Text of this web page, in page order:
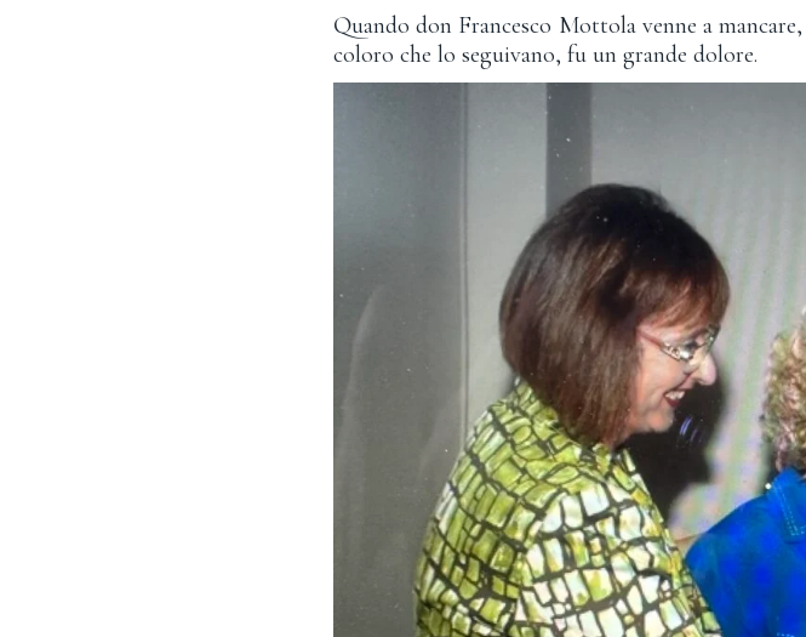
Quando don Francesco Mottola venne a
coloro che lo seguivano, fu un grande dolore.